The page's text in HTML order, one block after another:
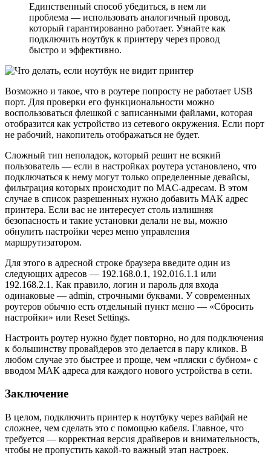
Единственный способ убедиться, в нем ли
проблема — использовать аналогичный провод,
который гарантированно работает. Узнайте как
подключить ноутбук к принтеру через провод
быстро и эффективно.
Возможно и такое, что в роутере попросту не работает USB
порт. Для проверки его функциональности можно
воспользоваться флешкой с записанными файлами, которая
отобразится как устройство из сетевого окружения. Если порт
не рабочий, накопитель отображаться не будет.
Сложный тип неполадок, который решит не всякий
пользователь — если в настройках роутера установлено, что
подключаться к нему могут только определенные девайсы,
фильтрация которых происходит по MAC-адресам. В этом
случае в список разрешенных нужно добавить МАК адрес
принтера. Если вас не интересует столь излишняя
безопасность и такие установки делали не вы, можно
обнулить настройки через меню управления
маршрутизатором.
Для этого в адресной строке браузера введите один из
следующих адресов — 192.168.0.1, 192.016.1.1 или
192.168.2.1. Как правило, логин и пароль для входа
одинаковые — admin, строчными буквами. У современных
роутеров обычно есть отдельный пункт меню — «Сбросить
настройки» или Reset Settings.
Настроить роутер нужно будет повторно, но для подключения
к большинству провайдеров это делается в пару кликов. В
любом случае это быстрее и проще, чем «пляски с бубном» с
вводом МАК адреса для каждого нового устройства в сети.
Заключение
В целом, подключить принтер к ноутбуку через вайфай не
сложнее, чем сделать это с помощью кабеля. Главное, что
требуется — корректная версия драйверов и внимательность,
чтобы не пропустить какой-то важный этап настроек.